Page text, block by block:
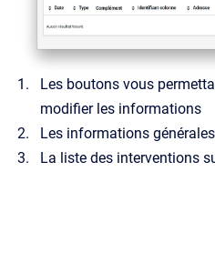
Les boutons vous
modifier les informations
Les informations
La liste des interventions